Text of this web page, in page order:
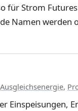
für Strom
Namen werden
Ausgleichsenergie,
Einspeisungen,